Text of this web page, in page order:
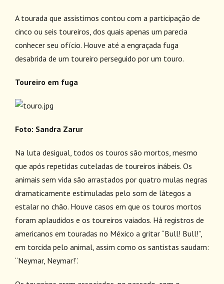
A tourada que assistimos contou com a participação de
cinco ou seis toureiros, dos quais apenas um parecia
conhecer seu ofício. Houve até a engraçada fuga
desabrida de um toureiro perseguido por um touro.
Toureiro em fuga
Foto: Sandra Zarur
Na luta desigual, todos os touros são mortos, mesmo
que após repetidas cuteladas de toureiros inábeis. Os
animais sem vida são arrastados por quatro mulas negras
dramaticamente estimuladas pelo som de látegos a
estalar no chão. Houve casos em que os touros mortos
foram aplaudidos e os toureiros vaiados. Há registros de
americanos em touradas no México a gritar “Bull! Bull!”,
em torcida pelo animal, assim como os santistas saudam:
“Neymar, Neymar!”.